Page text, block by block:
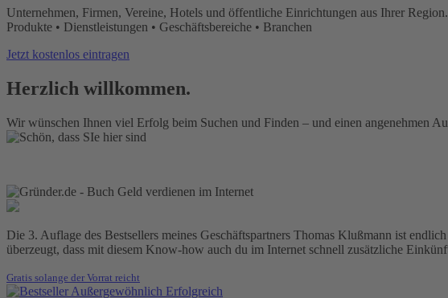
Unternehmen, Firmen, Vereine, Hotels und öffentliche Einrichtungen aus Ihrer Region.
Produkte • Dienstleistungen • Geschäftsbereiche • Branchen
Jetzt kostenlos eintragen
Herzlich willkommen.
Wir wünschen Ihnen viel Erfolg beim Suchen und Finden – und einen angenehmen
Die 3. Auflage des Bestsellers meines Geschäftspartners Thomas Klußmann ist
überzeugt, dass mit diesem Know-how auch du im Internet schnell zusätzliche
Gratis solange der Vorrat reicht